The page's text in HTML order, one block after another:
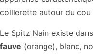
colllerette autour du
Le Spitz Nain existe
fauve (orange), blanc,